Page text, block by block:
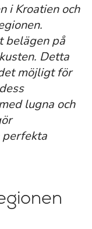
i Kroatien och
belägen på
Detta
möjligt för
lugna och